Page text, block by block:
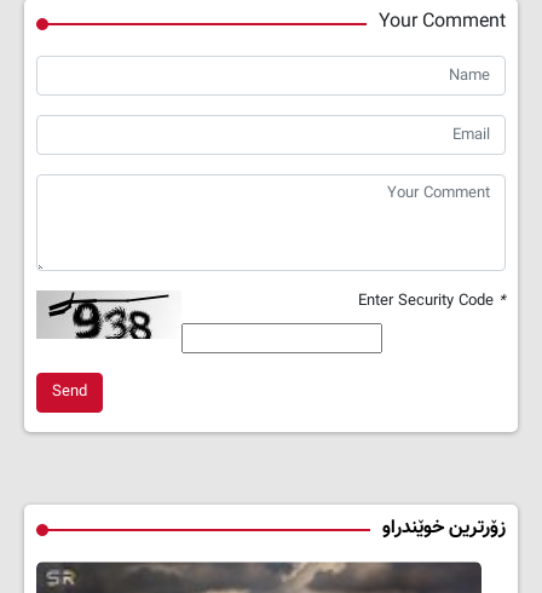
Your Comment
*
Send
زۆرترین خوێندراو